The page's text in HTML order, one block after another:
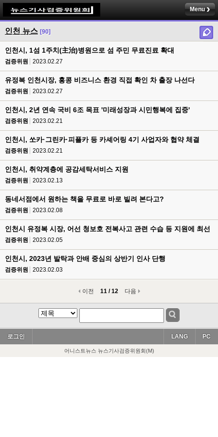
Menu
인천 뉴스 [90]
인천시, 1섬 1주치(主治)병원으로 섬 주민 무료진료 확대
검증위원 2023.02.27
유정복 인천시장, 홍콩 비즈니스 환경 직접 확인 차 출장 나선다
검증위원 2023.02.27
인천시, 2년 연속 국비 6조 목표 '미래성장과 시민행복에 집중'
검증위원 2023.02.21
인천시, 쏘카·그린카·피플카 등 카셰어링 4기 사업자와 협약 체결
검증위원 2023.02.21
인천시, 취약계층에 공감세탁서비스 지원
검증위원 2023.02.13
동네서점에서 원하는 책을 무료로 바로 빌려 본다고?
검증위원 2023.02.08
인천시 유정복 시장, 어선 청보호 전복사고 관련 수습 등 지원에 최선
검증위원 2023.02.05
인천시, 2023년 발탁과 안배 중심의 상반기 인사 단행
검증위원 2023.02.03
이전 11 / 12 다음
로그인 PC
LANG
어니스트뉴스 뉴스기사검증위원회(M)